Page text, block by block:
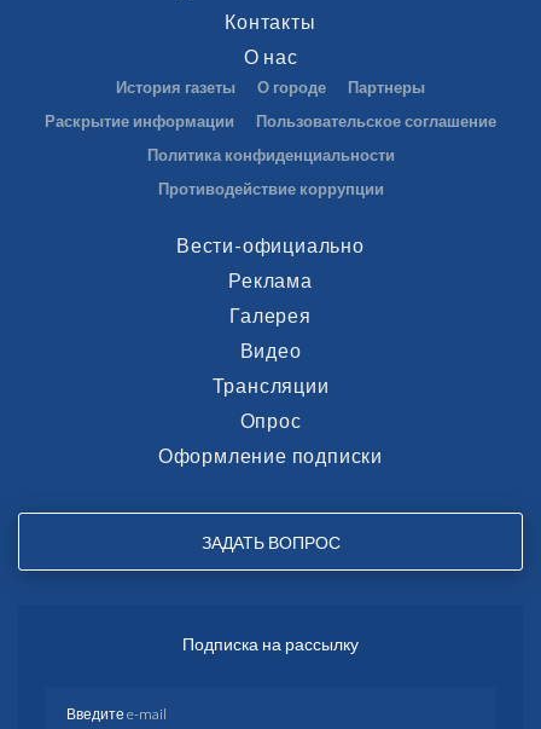
Контакты
О нас
История газеты О городе
Партнеры
Раскрытие информации
Пользовательское соглашение
Политика конфиденциальности
Противодействие коррупции
Вести-официально
Реклама
Галерея
Видео
Трансляции
Опрос
Оформление подписки
ЗАДАТЬ ВОПРОС
Подписка на рассылку